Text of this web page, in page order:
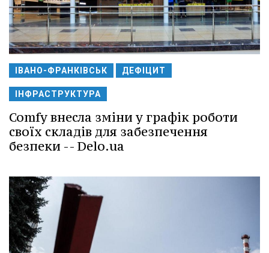
ІВАНО-ФРАНКІВСЬК ДЕФІЦИТ
ІНФРАСТРУКТУРА
Comfy внесла зміни у графік роботи
своїх складів для забезпечення
безпеки -- Delo.ua